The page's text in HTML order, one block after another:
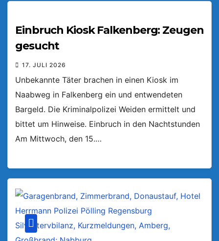
Einbruch Kiosk Falkenberg: Zeugen
gesucht
17. JULI 2026
Unbekannte Täter brachen in einen Kiosk im
Naabweg in Falkenberg ein und entwendeten
Bargeld. Die Kriminalpolizei Weiden ermittelt und
bittet um Hinweise. Einbruch in den Nachtstunden
Am Mittwoch, den 15.…